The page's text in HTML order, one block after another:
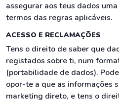
assegurar aos teus dados
termos das regras aplicáveis.
ACESSO E RECLAMAÇÕES
Tens o direito de saber que
registados sobre ti, num
(portabilidade de dados).
opor-te a que as informações
marketing direto, e tens o